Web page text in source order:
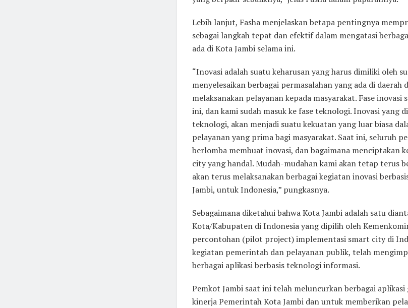
Lebih lanjut, Fasha menjelaskan betapa pentingnya
sebagai langkah tepat dan efektif dalam mengatasi
ada di Kota Jambi selama ini.
“Inovasi adalah suatu keharusan yang harus dimiliki oleh
menyelesaikan berbagai permasalahan yang ada di daerah
melaksanakan pelayanan kepada masyarakat. Fase inovasi
ini, dan kami sudah masuk ke fase teknologi. Inovasi yang
teknologi, akan menjadi suatu kekuatan yang luar biasa
pelayanan yang prima bagi masyarakat. Saat ini, seluruh
berlomba membuat inovasi, dan bagaimana menciptakan
city yang handal. Mudah-mudahan kami akan tetap terus
akan terus melaksanakan berbagai kegiatan inovasi
Jambi, untuk Indonesia,” pungkasnya.
Sebagaimana diketahui bahwa Kota Jambi adalah satu
Kota/Kabupaten di Indonesia yang dipilih oleh
percontohan (pilot project) implementasi smart city di
kegiatan pemerintah dan pelayanan publik, telah
berbagai aplikasi berbasis teknologi informasi.
Pemkot Jambi saat ini telah meluncurkan berbagai
kinerja Pemerintah Kota Jambi dan untuk memberikan